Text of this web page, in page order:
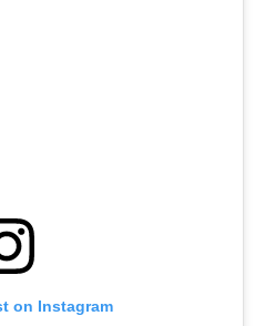
on Instagram